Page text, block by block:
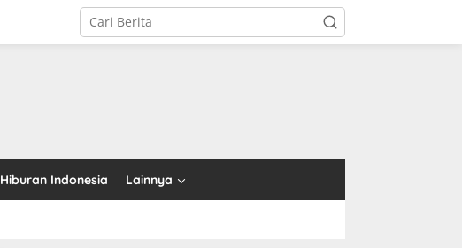
Hiburan Indonesia Lainnya